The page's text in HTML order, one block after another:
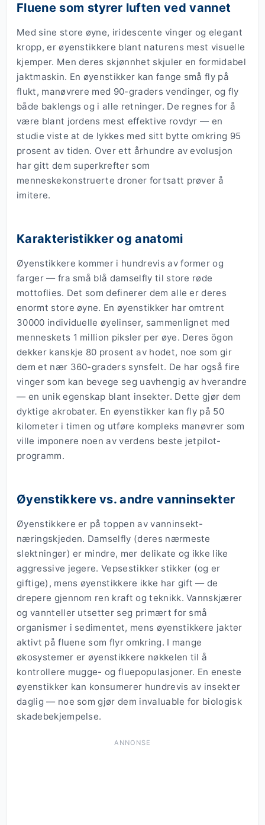
Fluene som styrer luften ved vannet
Med sine store øyne, iridescente vinger og elegant
kropp, er øyenstikkere blant naturens mest visuelle
kjemper. Men deres skjønnhet skjuler en formidabel
jaktmaskin. En øyenstikker kan fange små fly på
flukt, manøvrere med 90-graders vendinger, og fly
både baklengs og i alle retninger. De regnes for å
være blant jordens mest effektive rovdyr — en
studie viste at de lykkes med sitt bytte omkring 95
prosent av tiden. Over ett århundre av evolusjon
har gitt dem superkrefter som
menneskekonstruerte droner fortsatt prøver å
imitere.
Karakteristikker og anatomi
Øyenstikkere kommer i hundrevis av former og
farger — fra små blå damselfly til store røde
mottoflies. Det som definerer dem alle er deres
enormt store øyne. En øyenstikker har omtrent
30000 individuelle øyelinser, sammenlignet med
menneskets 1 million piksler per øye. Deres ögon
dekker kanskje 80 prosent av hodet, noe som gir
dem et nær 360-graders synsfelt. De har også fire
vinger som kan bevege seg uavhengig av hverandre
— en unik egenskap blant insekter. Dette gjør dem
dyktige akrobater. En øyenstikker kan fly på 50
kilometer i timen og utføre kompleks manøvrer som
ville imponere noen av verdens beste jetpilot-
programm.
Øyenstikkere vs. andre vanninsekter
Øyenstikkere er på toppen av vanninsekt-
næringskjeden. Damselfly (deres nærmeste
slektninger) er mindre, mer delikate og ikke like
aggressive jegere. Vepsestikker stikker (og er
giftige), mens øyenstikkere ikke har gift — de
drepere gjennom ren kraft og teknikk. Vannskjærer
og vannteller utsetter seg primært for små
organismer i sedimentet, mens øyenstikkere jakter
aktivt på fluene som flyr omkring. I mange
økosystemer er øyenstikkere nøkkelen til å
kontrollere mugge- og fluepopulasjoner. En eneste
øyenstikker kan konsumerer hundrevis av insekter
daglig — noe som gjør dem invaluable for biologisk
skadebekjempelse.
ANNONSE